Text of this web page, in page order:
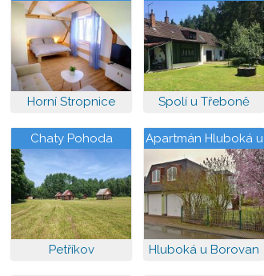
Horní Stropnice Spolí u Třeboně
Chaty Pohoda
Petříkov
Apartmán Hluboká u
Borovan
Hluboká u Borovan